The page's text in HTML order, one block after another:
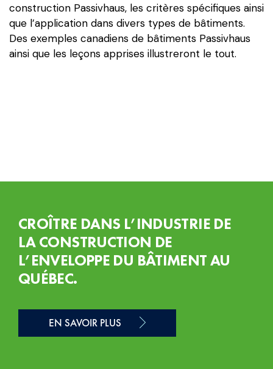
construction Passivhaus, les critères spécifiques ainsi
que l’application dans divers types de bâtiments.
Des exemples canadiens de bâtiments Passivhaus
ainsi que les leçons apprises illustreront le tout.
CROÎTRE DANS L’INDUSTRIE DE
LA CONSTRUCTION DE
L’ENVELOPPE DU BÂTIMENT AU
QUÉBEC.
EN SAVOIR PLUS